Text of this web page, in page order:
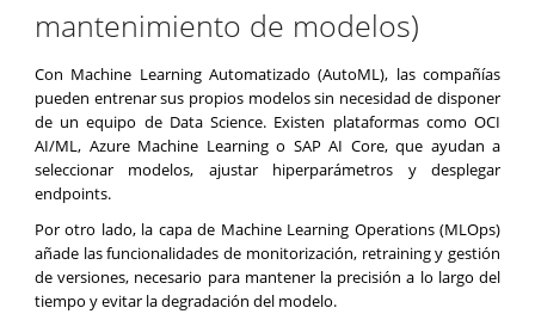
mantenimiento de modelos)
Con Machine Learning Automatizado (AutoML), las compañías
pueden entrenar sus propios modelos sin necesidad de disponer
de un equipo de Data Science. Existen plataformas como OCI
AI/ML, Azure Machine Learning o SAP AI Core, que ayudan a
seleccionar modelos, ajustar hiperparámetros y desplegar
endpoints.
Por otro lado, la capa de Machine Learning Operations (MLOps)
añade las funcionalidades de monitorización, retraining y gestión
de versiones, necesario para mantener la precisión a lo largo del
tiempo y evitar la degradación del modelo.